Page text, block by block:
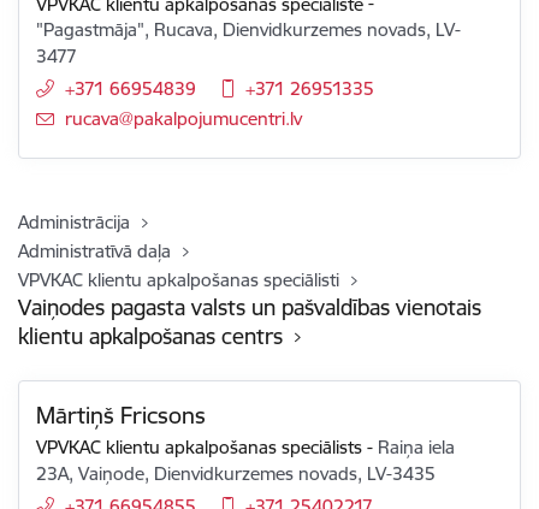
"Pagastmāja", Rucava, Dienvidkurzemes novads, LV-
3477
+371 66954839
+371 26951335
E-pasts:
rucava@pakalpojumucentri.lv
Administrācija
Administratīvā daļa
VPVKAC klientu apkalpošanas speciālisti
Vaiņodes pagasta valsts un pašvaldības vienotais
klientu apkalpošanas centrs
Mārtiņš Fricsons
VPVKAC klientu apkalpošanas speciālists - Raiņa iela
23A, Vaiņode, Dienvidkurzemes novads, LV-3435